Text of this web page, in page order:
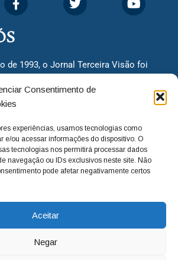
Consentimento de
experiências, usamos tecnologias como
e/ou acessar informações do dispositivo. O
tecnologias nos permitirá processar dados
navegação ou IDs exclusivos neste site. Não
pode afetar negativamente certos
Aceitar
Negar
de 1993, o Jornal Terceira Visão foi
já que naquela época só existiam
de 30 anos, o jornal continua
as melhores notícias. Nunca
necessidades do cidadão, sempre
públicos em busca de melhorias
cobrando resoluções para casos
(19) 3929-6225